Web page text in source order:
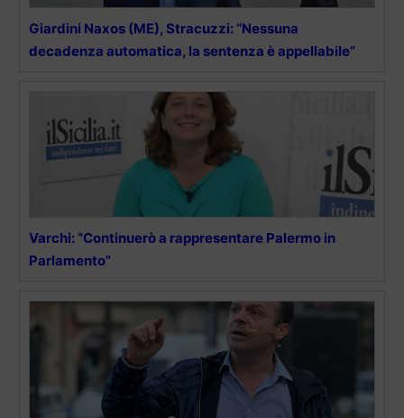
Giardini Naxos (ME), Stracuzzi: “Nessuna
decadenza automatica, la sentenza è appellabile”
Varchi: “Continuerò a rappresentare Palermo in
Parlamento”